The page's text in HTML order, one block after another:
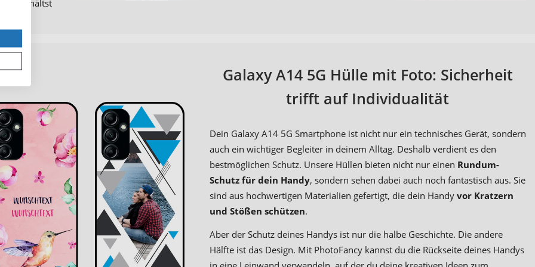
Ende hältst
Galaxy A14 5G Hülle mit Foto: Sicherheit
trifft auf Individualität
Dein Galaxy A14 5G Smartphone ist nicht nur ein technisches Gerät, sondern
auch ein wichtiger Begleiter in deinem Alltag. Deshalb verdient es den
bestmöglichen Schutz. Unsere Hüllen bieten nicht nur einen Rundum-
Schutz für dein Handy, sondern sehen dabei auch noch fantastisch aus. Sie
sind aus hochwertigen Materialien gefertigt, die dein Handy vor Kratzern
und Stößen schützen.
Aber der Schutz deines Handys ist nur die halbe Geschichte. Die andere
Hälfte ist das Design. Mit PhotoFancy kannst du die Rückseite deines Handys